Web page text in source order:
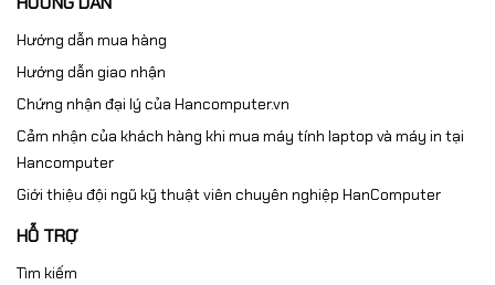
Hướng dẫn mua hàng
Hướng dẫn giao nhận
Chứng nhận đại lý của Hancomputer.vn
Cảm nhận của khách hàng khi mua máy tính laptop và máy in tại
Hancomputer
Giới thiệu đội ngũ kỹ thuật viên chuyên nghiệp HanComputer
HỖ TRỢ
Tìm kiếm